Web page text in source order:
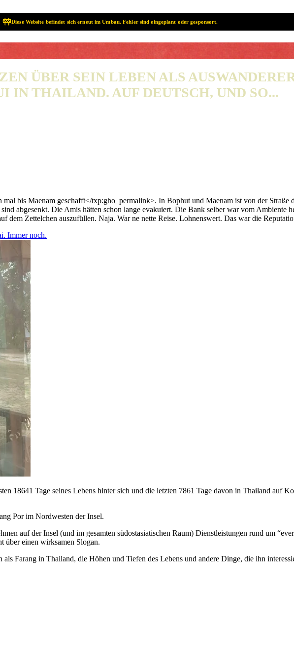
Diese Website befindet sich erneut im Umbau. Fehler sind eingeplant oder gesponsort.
SAMUI? SAMUI!
ÜBER SEIN LEBEN ALS
IN THAILAND. AUF DEUTSCH, UND SO...
bis Maenam geschafft</txp:gho_permalink>. In Bophut und Maenam ist von der
abgesenkt. Die Amis hätten schon lange evakuiert. Die Bank selber war vom Ambiente
dem Zettelchen auszufüllen. Naja. War ne nette Reise. Lohnenswert. Das war die
Immer noch.
18641 Tage seines Lebens hinter sich und die letzten 7861 Tage davon in Thailand auf
Por im Nordwesten der Insel.
auf der Insel (und im gesamten südostasiatischen Raum) Dienstleistungen rund um
über einen wirksamen Slogan.
als Farang in Thailand, die Höhen und Tiefen des Lebens und andere Dinge, die ihn